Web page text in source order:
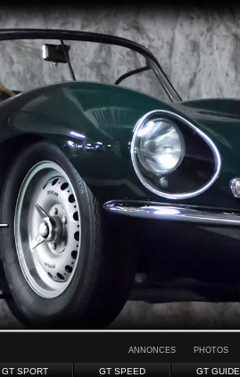
ANNONCES PHOTOS
GT SPORT GT SPEED GT GUIDE